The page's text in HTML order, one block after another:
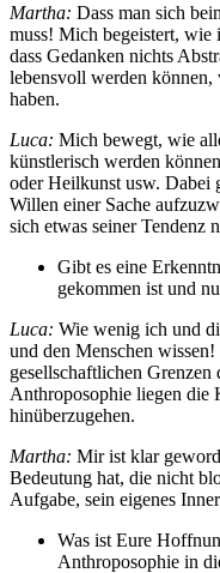
Martha: Dass man sich
muss! Mich begeistert,
dass Gedanken nichts
lebensvoll werden können,
haben.
Luca: Mich bewegt, wie
künstlerisch werden
oder Heilkunst usw. Dabei
Willen einer Sache
sich etwas seiner Tendenz
Gibt es eine
gekommen ist und
Luca: Wie wenig ich und
und den Menschen
gesellschaftlichen
Anthroposophie liegen die
hinüberzugehen.
Martha: Mir ist klar
Bedeutung hat, die nicht
Aufgabe, sein eigenes
Was ist Eure
Anthroposophie in